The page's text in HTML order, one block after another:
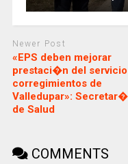
Newer Post
«EPS deben mejorar
prestaci�n del
corregimientos de
Valledupar»:
de Salud
COMMENTS